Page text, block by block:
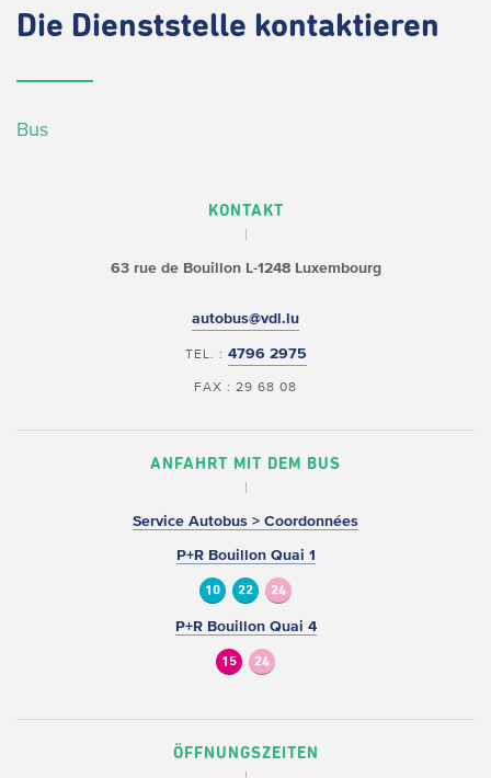
Die Dienststelle kontaktieren
Bus
KONTAKT
63 rue de BouillonL-1248 Luxembourg
autobus@vdl.lu
TEL. : 4796 2975
FAX : 29 68 08
ANFAHRT MIT DEM BUS
Service Autobus > Coordonnées
P+R Bouillon Quai 1
10 22 24
P+R Bouillon Quai 4
15 24
ÖFFNUNGSZEITEN